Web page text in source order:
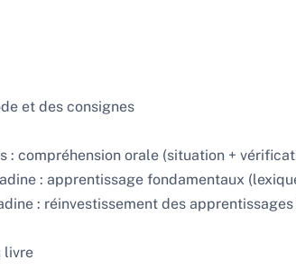
et des consignes
: compréhension orale (situation +
: apprentissage fondamentaux
: réinvestissement des
livre